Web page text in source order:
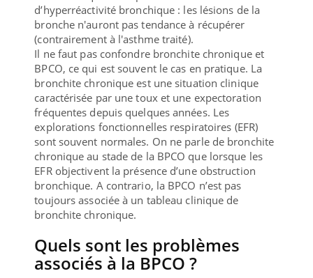
d’hyperréactivité bronchique : les lésions de la
bronche n'auront pas tendance à récupérer
(contrairement à l'asthme traité).
Il ne faut pas confondre bronchite chronique et
BPCO, ce qui est souvent le cas en pratique. La
bronchite chronique est une situation clinique
caractérisée par une toux et une expectoration
fréquentes depuis quelques années. Les
explorations fonctionnelles respiratoires (EFR)
sont souvent normales. On ne parle de bronchite
chronique au stade de la BPCO que lorsque les
EFR objectivent la présence d’une obstruction
bronchique. A contrario, la BPCO n’est pas
toujours associée à un tableau clinique de
bronchite chronique.
Quels sont les problèmes
associés à la BPCO ?